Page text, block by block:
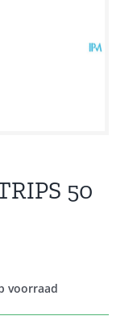
50
voorraad